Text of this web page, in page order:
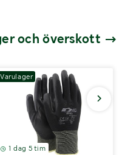
och överskott
Varulager
1 dag 5 tim